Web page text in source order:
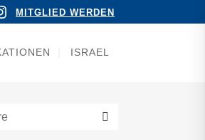
Instagram
MITGLIED WERDEN
ISRAEL